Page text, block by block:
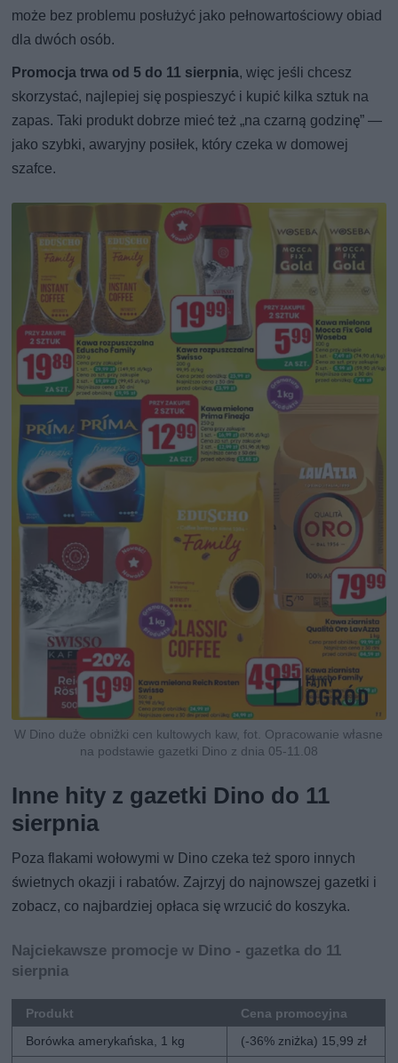
może bez problemu posłużyć jako pełnowartościowy obiad
dla dwóch osób.
Promocja trwa od 5 do 11 sierpnia, więc jeśli chcesz
skorzystać, najlepiej się pospieszyć i kupić kilka sztuk na
zapas. Taki produkt dobrze mieć też „na czarną godzinę” —
jako szybki, awaryjny posiłek, który czeka w domowej
szafce.
W Dino duże obniżki cen kultowych kaw, fot. Opracowanie własne
na podstawie gazetki Dino z dnia 05-11.08
Inne hity z gazetki Dino do 11
sierpnia
Poza flakami wołowymi w Dino czeka też sporo innych
świetnych okazji i rabatów. Zajrzyj do najnowszej gazetki i
zobacz, co najbardziej opłaca się wrzucić do koszyka.
Najciekawsze promocje w Dino - gazetka do 11
sierpnia
Produkt
Cena promocyjna
Borówka amerykańska, 1 kg
(-36% zniżka) 15,99 zł